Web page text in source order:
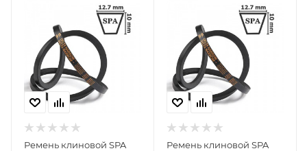
Ремень клиновой SPA
Ремень клиновой SPA